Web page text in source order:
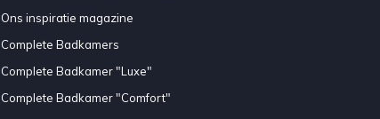
Ons inspiratie magazine
Complete Badkamers
Complete Badkamer "Luxe"
Complete Badkamer "Comfort"